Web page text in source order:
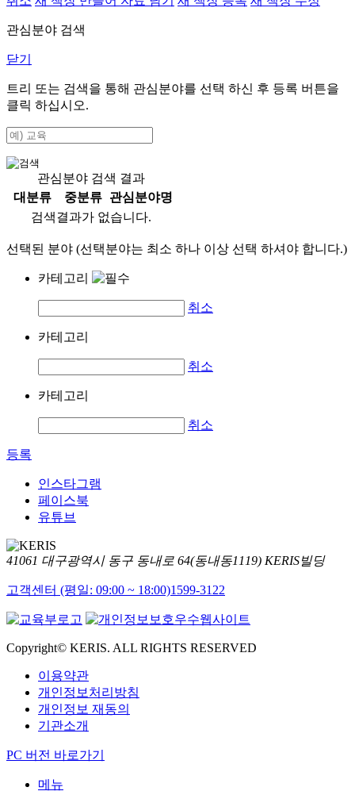
관심분야 검색
닫기
트리 또는 검색을 통해 관심분야를 선택 하신 후 등록 버튼을
클릭 하십시오.
관심분야 검색 결과
대분류
중분류
관심분야명
검색결과가 없습니다.
선택된 분야 (선택분야는 최소 하나 이상 선택 하셔야 합니다.)
카테고리
취소
카테고리
취소
카테고리
취소
등록
인스타그램
페이스북
유튜브
41061 대구광역시 동구 동내로 64(동내동1119) KERIS빌딩
고객센터 (평일: 09:00 ~ 18:00)1599-3122
Copyright© KERIS. ALL RIGHTS RESERVED
이용약관
개인정보처리방침
개인정보 재동의
기관소개
PC 버전 바로가기
메뉴